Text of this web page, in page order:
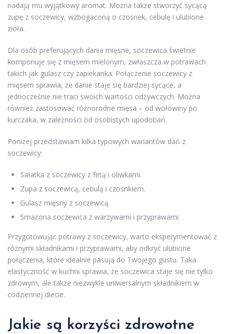
nadają mu wyjątkowy aromat. Można także stworzyć sycącą
zupę z soczewicy, wzbogaconą o czosnek, cebulę i ulubione
zioła.
Dla osób preferujących dania mięsne, soczewica świetnie
komponuje się z mięsem mielonym, zwłaszcza w potrawach
takich jak gulasz czy zapiekanka. Połączenie soczewicy z
mięsem sprawia, że danie staje się bardziej sycące, a
jednocześnie nie traci swoich wartości odżywczych. Można
również zastosować różnorodne mięsa – od wołowiny po
kurczaka, w zależności od osobistych upodobań.
Poniżej przedstawiam kilka typowych wariantów dań z
soczewicy:
Sałatka z soczewicy z fetą i oliwkami.
Zupa z soczewicą, cebulą i czosnkiem.
Gulasz mięsny z soczewicą.
Smażona soczewica z warzywami i przyprawami.
Przygotowując potrawy z soczewicy, warto eksperymentować z
różnymi składnikami i przyprawami, aby odkryć ulubione
połączenia, które idealnie pasują do Twojego gustu. Taka
elastyczność w kuchni sprawia, że soczewica staje się nie tylko
zdrowym, ale także niezwykle uniwersalnym składnikiem w
codziennej diecie.
Jakie są korzyści zdrowotne